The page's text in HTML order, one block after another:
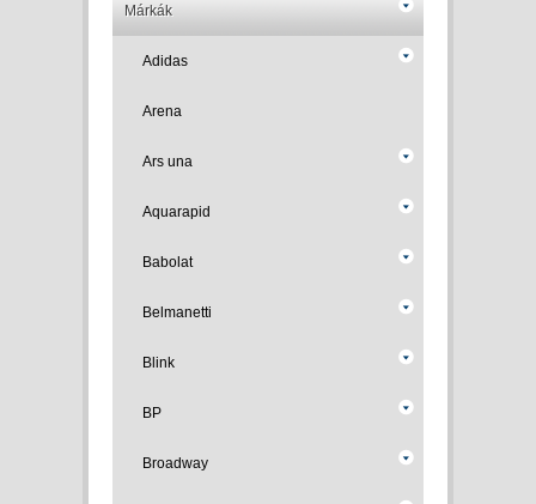
Márkák
Adidas
Arena
Ars una
Aquarapid
Babolat
Belmanetti
Blink
BP
Broadway